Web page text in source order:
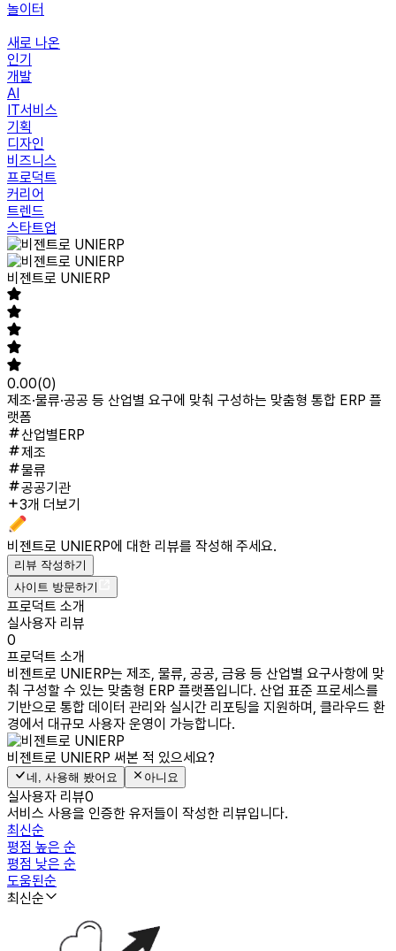
놀이터
새로 나온
인기
개발
AI
IT서비스
기획
디자인
비즈니스
프로덕트
커리어
트렌드
스타트업
비젠트로 UNIERP
0.00(0)
제조·물류·공공 등 산업별 요구에 맞춰 구성하는 맞춤형 통합 ERP 플
랫폼
산업별ERP
제조
물류
공공기관
3개 더보기
비젠트로 UNIERP에 대한 리뷰를 작성해 주세요.
리뷰 작성하기
사이트 방문하기
프로덕트 소개
실사용자 리뷰
0
프로덕트 소개
비젠트로 UNIERP는 제조, 물류, 공공, 금융 등 산업별 요구사항에 맞
춰 구성할 수 있는 맞춤형 ERP 플랫폼입니다. 산업 표준 프로세스를
기반으로 통합 데이터 관리와 실시간 리포팅을 지원하며, 클라우드 환
경에서 대규모 사용자 운영이 가능합니다.
비젠트로 UNIERP 써본 적 있으세요?
네, 사용해 봤어요 아니요
실사용자 리뷰0
서비스 사용을 인증한 유저들이 작성한 리뷰입니다.
최신순
평점 높은 순
평점 낮은 순
도움된순
최신순